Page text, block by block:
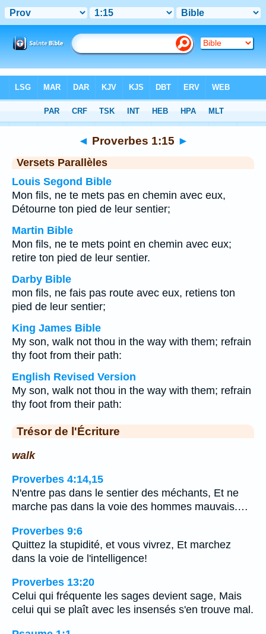
Chapitre 1> Verset 15
◄ Proverbes 1:15 ►
Versets Parallèles
Louis Segond Bible
Mon fils, ne te mets pas en chemin avec eux,
Détourne ton pied de leur sentier;
Martin Bible
Mon fils, ne te mets point en chemin avec eux;
retire ton pied de leur sentier.
Darby Bible
mon fils, ne fais pas route avec eux, retiens ton
pied de leur sentier;
King James Bible
My son, walk not thou in the way with them; refrain
thy foot from their path:
English Revised Version
My son, walk not thou in the way with them; refrain
thy foot from their path:
Trésor de l'Écriture
walk
Proverbes 4:14,15
N'entre pas dans le sentier des méchants, Et ne
marche pas dans la voie des hommes mauvais.…
Proverbes 9:6
Quittez la stupidité, et vous vivrez, Et marchez
dans la voie de l'intelligence!
Proverbes 13:20
Celui qui fréquente les sages devient sage, Mais
celui qui se plaît avec les insensés s'en trouve mal.